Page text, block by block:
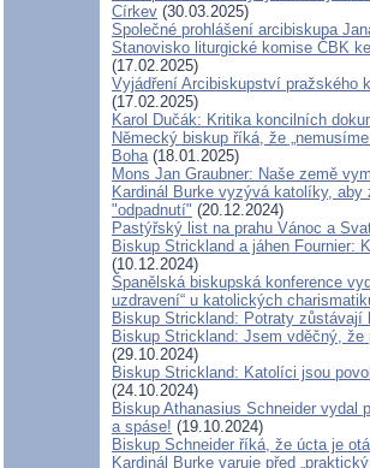
Církev (30.03.2025)
Společné prohlášení arcibiskupa
Stanovisko liturgické komise ČBK
(17.02.2025)
Vyjádření Arcibiskupství pražského
(17.02.2025)
Karol Dučák: Kritika koncilních
Německý biskup říká, že
Boha(18.01.2025)
Mons Jan Graubner: Naše země
Kardinál Burke vyzývá katolíky,
"odpadnutí" (20.12.2024)
Pastýřský list na prahu Vánoc a
Biskup Strickland a jáhen
(10.12.2024)
Španělská biskupská konference
uzdravení“ u katolických
Biskup Strickland: Potraty zůstávají
Biskup Strickland: Jsem vděčný,
(29.10.2024)
Biskup Strickland: Katolíci jsou
(24.10.2024)
Biskup Athanasius Schneider
a spáse! (19.10.2024)
Biskup Schneider říká, že úcta je
Kardinál Burke varuje před